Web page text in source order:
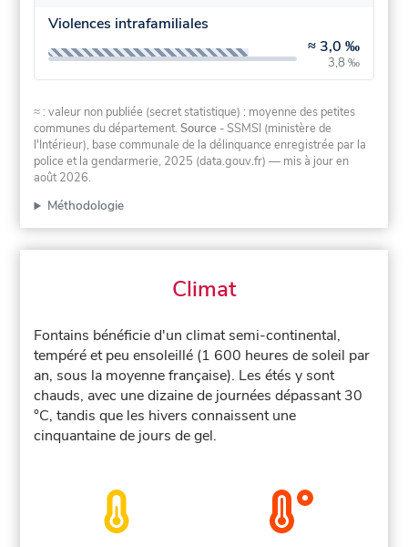
Violences intrafamiliales
≈ 3,0 ‰
3,8 ‰
≈ : valeur non publiée (secret statistique) : moyenne des petites
communes du département.Source - SSMSI (ministère de
l'Intérieur), base communale de la délinquance enregistrée par la
police et la gendarmerie, 2025 (data.gouv.fr) — mis à jour en
août 2026.
Méthodologie
Climat
Fontains bénéficie d'un climat semi-continental,
tempéré et peu ensoleillé (1 600 heures de soleil par
an, sous la moyenne française). Les étés y sont
chauds, avec une dizaine de journées dépassant 30
°C, tandis que les hivers connaissent une
cinquantaine de jours de gel.